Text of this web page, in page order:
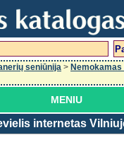
seniūnija >
MENIU
internetas